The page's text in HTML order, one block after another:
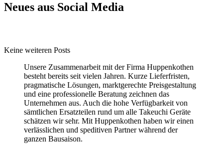
Neues aus Social Media
Keine weiteren Posts
Unsere Zusammenarbeit mit der Firma Huppenkothen
besteht bereits seit vielen Jahren. Kurze Lieferfristen,
pragmatische Lösungen, marktgerechte Preisgestaltung
und eine professionelle Beratung zeichnen das
Unternehmen aus. Auch die hohe Verfügbarkeit von
sämtlichen Ersatzteilen rund um alle Takeuchi Geräte
schätzen wir sehr. Mit Huppenkothen haben wir einen
verlässlichen und speditiven Partner während der
ganzen Bausaison.